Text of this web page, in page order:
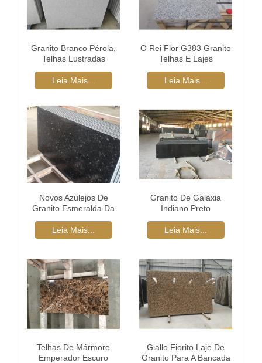
Granito Branco Pérola,
Telhas Lustradas
Leia Mais...
O Rei Flor G383 Granito
Telhas E Lajes
Leia Mais...
Novos Azulejos De
Granito Esmeralda Da
Leia Mais...
Granito De Galáxia
Indiano Preto
Leia Mais...
Telhas De Mármore
Emperador Escuro
Giallo Fiorito Laje De
Granito Para A Bancada